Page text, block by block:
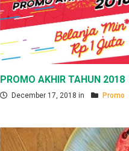
PROMO AKHIR TAHUN 2018
December 17, 2018 in Promo